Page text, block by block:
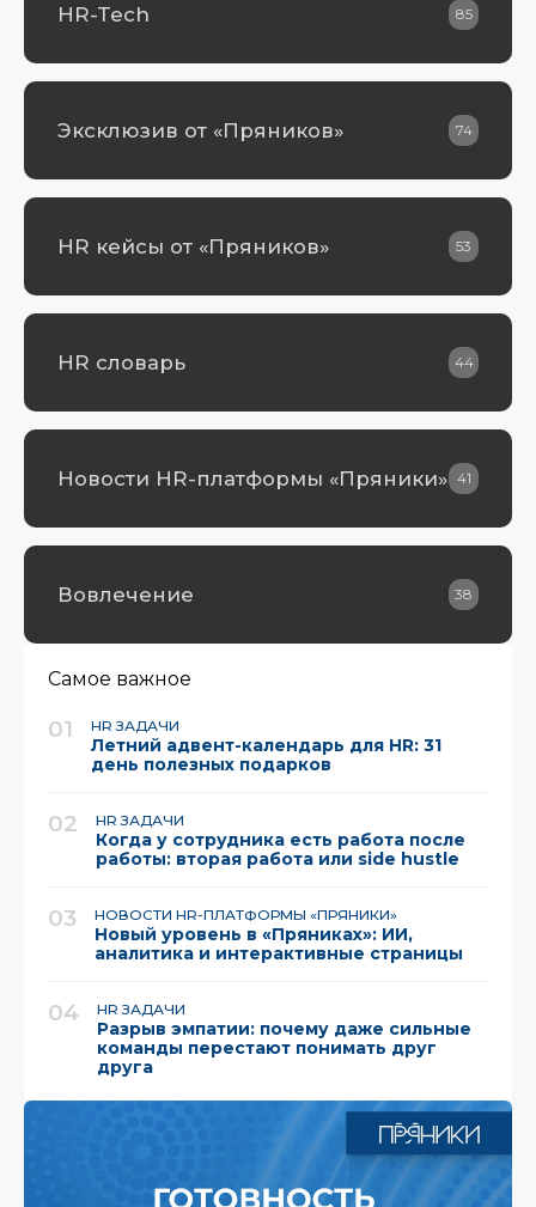
HR-Tech 85
Эксклюзив от «Пряников» 74
HR кейсы от «Пряников» 53
HR словарь 44
Новости HR-платформы «Пряники» 41
Вовлечение 38
Самое важное
01 HR ЗАДАЧИ
Летний адвент-календарь для HR: 31
день полезных подарков
02 HR ЗАДАЧИ
Когда у сотрудника есть работа после
работы: вторая работа или side hustle
03 НОВОСТИ HR-ПЛАТФОРМЫ «ПРЯНИКИ»
Новый уровень в «Пряниках»: ИИ,
аналитика и интерактивные страницы
04 HR ЗАДАЧИ
Разрыв эмпатии: почему даже сильные
команды перестают понимать друг
друга